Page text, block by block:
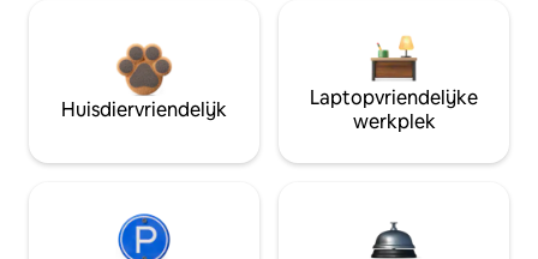
Huisdiervriendelijk
Laptopvriendelijke
werkplek